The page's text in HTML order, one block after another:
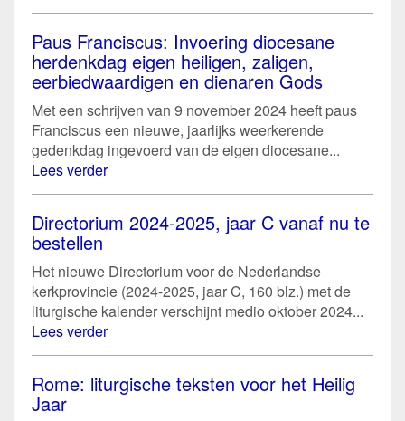
Paus Franciscus: Invoering diocesane
herdenkdag eigen heiligen, zaligen,
eerbiedwaardigen en dienaren Gods
Met een schrijven van 9 november 2024 heeft paus
Franciscus een nieuwe, jaarlijks weerkerende
gedenkdag ingevoerd van de eigen diocesane...
Lees verder
Directorium 2024-2025, jaar C vanaf nu te
bestellen
Het nieuwe Directorium voor de Nederlandse
kerkprovincie (2024-2025, jaar C, 160 blz.) met de
liturgische kalender verschijnt medio oktober 2024...
Lees verder
Rome: liturgische teksten voor het Heilig
Jaar